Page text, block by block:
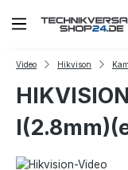
Zum Hauptinhalt
Video Hikvison